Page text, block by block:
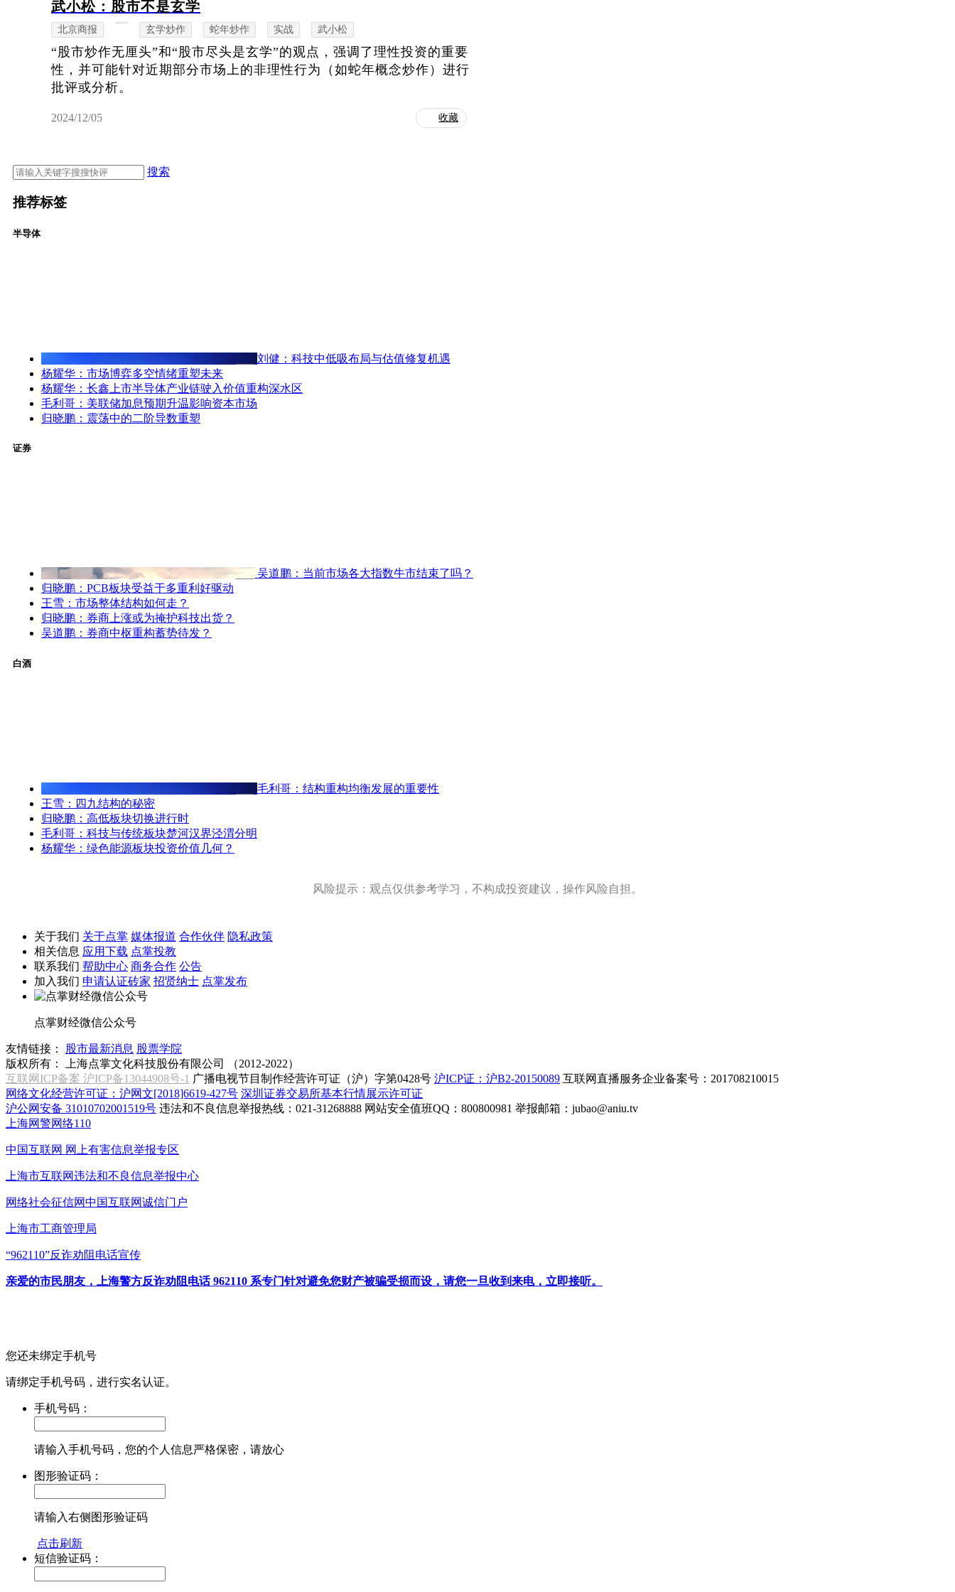
武小松：股市不是玄学
北京商报 玄学炒作 蛇年炒作 实战 武小松
“股市炒作无厘头”和“股市尽头是玄学”的观点，强调了理性投资的重要
性，并可能针对近期部分市场上的非理性行为（如蛇年概念炒作）进行
批评或分析。
2024/12/05 收藏
搜索
推荐标签
半导体
刘健：科技中低吸布局与估值修复机遇
杨耀华：市场博弈多空情绪重塑未来
杨耀华：长鑫上市半导体产业链驶入价值重构深水区
毛利哥：美联储加息预期升温影响资本市场
归晓鹏：震荡中的二阶导数重塑
证券
吴道鹏：当前市场各大指数牛市结束了吗？
归晓鹏：PCB板块受益于多重利好驱动
王雪：市场整体结构如何走？
归晓鹏：券商上涨或为掩护科技出货？
吴道鹏：券商中枢重构蓄势待发？
白酒
毛利哥：结构重构均衡发展的重要性
王雪：四九结构的秘密
归晓鹏：高低板块切换进行时
毛利哥：科技与传统板块楚河汉界泾渭分明
杨耀华：绿色能源板块投资价值几何？
风险提示：观点仅供参考学习，不构成投资建议，操作风险自担。
关于我们 关于点掌 媒体报道 合作伙伴 隐私政策
相关信息 应用下载 点掌投教
联系我们 帮助中心 商务合作 公告
加入我们 申请认证砖家 招贤纳士 点掌发布
点掌财经微信公众号
友情链接： 股市最新消息 股票学院
版权所有：
上海点掌文化科技股份有限公司 （2012-2022）
互联网ICP备案 沪ICP备13044908号-1 广播电视节目制作经营许可证（沪）字第0428号 沪ICP证：沪B2-20150089 互联网直播服务企业备案号：201708210015
网络文化经营许可证：沪网文[2018]6619-427号 深圳证券交易所基本行情展示许可证
沪公网安备 31010702001519号 违法和不良信息举报热线：021-31268888 网站安全值班QQ：800800981 举报邮箱： jubao@aniu.tv
上海网警网络110
中国互联网 网上有害信息举报专区
上海市互联网违法和不良信息举报中心
网络社会征信网中国互联网诚信门户
上海市工商管理局
“962110”反诈劝阻电话宣传
亲爱的市民朋友，上海警方反诈劝阻电话 962110 系专门针对避免您财产被骗受损而设，请您一旦收到来电，立即接听。
您还未绑定手机号
请绑定手机号码，进行实名认证。
手机号码：
请输入手机号码，您的个人信息严格保密，请放心
图形验证码：
请输入右侧图形验证码
点击刷新
短信验证码：